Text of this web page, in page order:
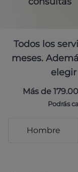
Todos los
meses.
Más de
Podrás
Hombre